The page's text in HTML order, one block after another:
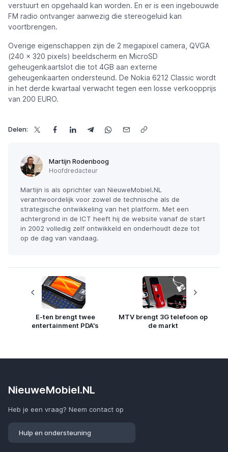
verstuurt en opgehaald kan worden. En er is een ingebouwde
FM radio ontvanger aanwezig die stereogeluid kan
voortbrengen.
Overige eigenschappen zijn de 2 megapixel camera, QVGA
(240 x 320 pixels) beeldscherm en MicroSD
geheugenkaartslot die tot 4GB aan externe
geheugenkaarten ondersteund. De Nokia 6212 Classic wordt
in het derde kwartaal verwacht tegen een losse verkoopprijs
van 200 EURO.
Delen:
Martijn Rodenboog
Hoofdredacteur
Martijn is als oprichter van NieuweMobiel.NL
verantwoordelijk voor zowel de technische als de
strategische ontwikkeling van het platform. Met een
achtergrond in de ICT heeft hij de website vanaf de start
in 2002 volledig zelf ontwikkeld en onderhoudt deze tot
op de dag van vandaag.
E-ten brengt twee
entertainment PDA's
MTV brengt 3G telefoon op
de markt
NieuweMobiel.NL
Heb je een vraag? Neem contact op
Hulp en ondersteuning